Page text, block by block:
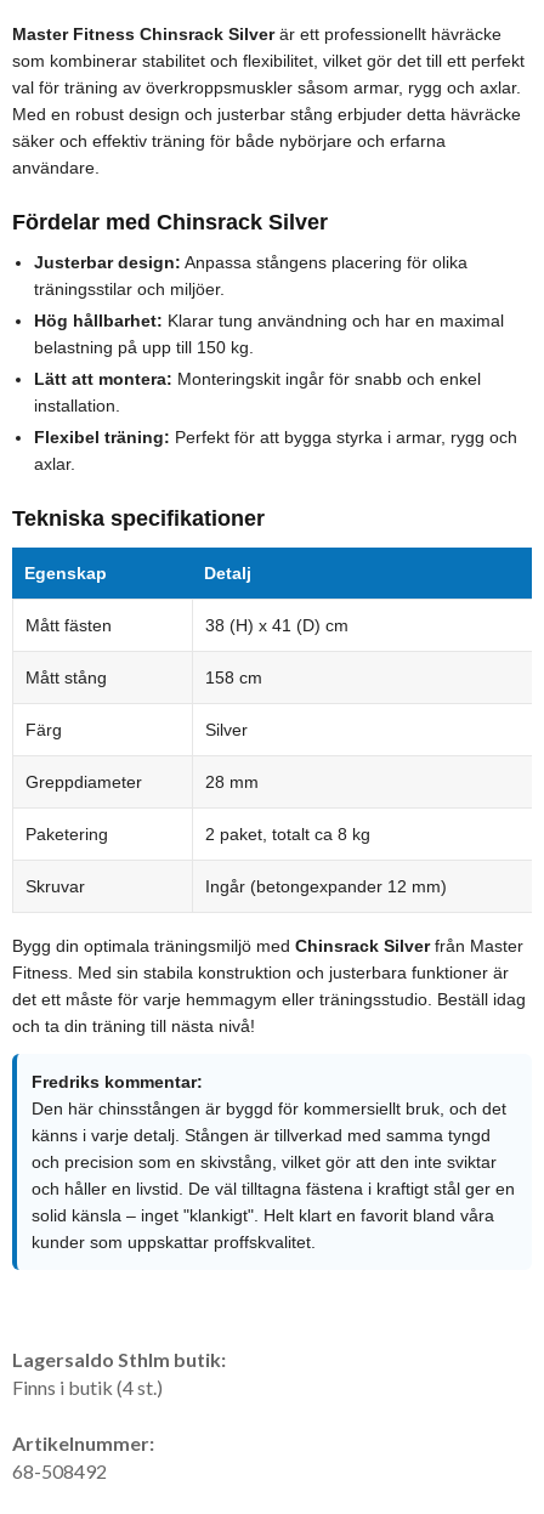
Master Fitness Chinsrack Silverär ett professionellt hävräcke
som kombinerar stabilitet och flexibilitet, vilket gör det till ett perfekt
val för träning av överkroppsmuskler såsom armar, rygg och axlar.
Med en robust design och justerbar stång erbjuder detta hävräcke
säker och effektiv träning för både nybörjare och erfarna
användare.
Fördelar med Chinsrack Silver
Justerbar design: Anpassa stångens placering för olika
träningsstilar och miljöer.
Hög hållbarhet: Klarar tung användning och har en maximal
belastning på upp till 150 kg.
Lätt att montera: Monteringskit ingår för snabb och enkel
installation.
Flexibel träning: Perfekt för att bygga styrka i armar, rygg och
axlar.
Tekniska specifikationer
Egenskap Detalj
Mått fästen 38 (H) x 41 (D) cm
Mått stång 158 cm
Färg Silver
Greppdiameter 28 mm
Paketering 2 paket, totalt ca 8 kg
Skruvar Ingår (betongexpander 12 mm)
Bygg din optimala träningsmiljö med Chinsrack Silverfrån Master
Fitness. Med sin stabila konstruktion och justerbara funktioner är
det ett måste för varje hemmagym eller träningsstudio. Beställ idag
och ta din träning till nästa nivå!
Fredriks kommentar:
Den här chinsstången är byggd för kommersiellt bruk, och det
känns i varje detalj. Stången är tillverkad med samma tyngd
och precision som en skivstång, vilket gör att den inte sviktar
och håller en livstid. De väl tilltagna fästena i kraftigt stål ger en
solid känsla – inget "klankigt". Helt klart en favorit bland våra
kunder som uppskattar proffskvalitet.
Lagersaldo Sthlm butik:
Finns i butik (4 st.)
Artikelnummer:
68-508492